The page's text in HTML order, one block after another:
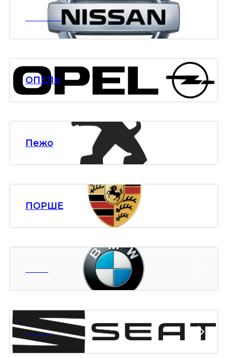
НИСАН
ОПЕЛЬ
Пежо
ПОРШЕ
СЕАТ